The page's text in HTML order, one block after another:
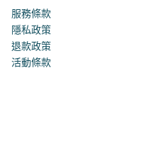
服務條款
隱私政策
退款政策
活動條款